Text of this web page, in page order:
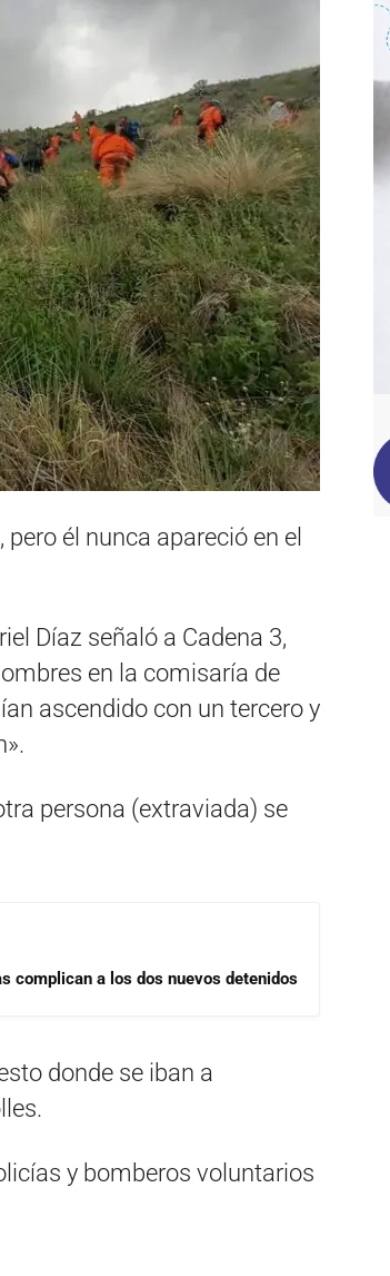
él nunca apareció en el
Díaz señaló a Cadena 3,
en la comisaría de
ascendido con un tercero y
persona (extraviada) se
complican a los dos nuevos detenidos
donde se iban a
y bomberos voluntarios